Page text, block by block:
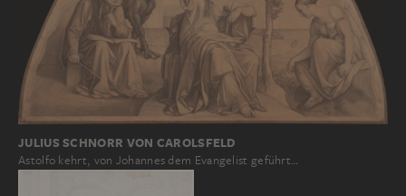
JULIUS SCHNORR VON CAROLSFELD
Astolfo kehrt, von Johannes dem Evangelist geführt…